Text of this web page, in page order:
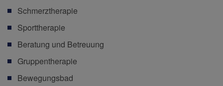
Schmerztherapie
Sporttherapie
Beratung und Betreuung
Gruppentherapie
Bewegungsbad